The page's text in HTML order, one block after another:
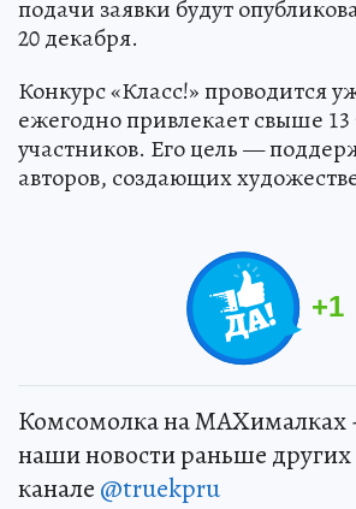
подачи заявки будут
20 декабря.
Конкурс «Класс!» проводится
ежегодно привлекает свыше 13
участников. Его цель —
авторов, создающих
+1
Комсомолка на MAXималках
наши новости раньше других
канале @truekpru